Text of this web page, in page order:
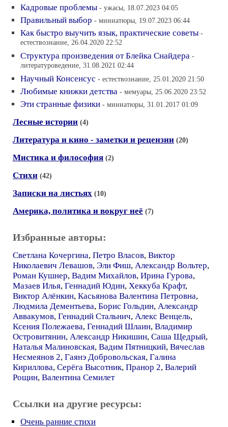
Кадровые проблемы - ужасы, 18.07.2023 04:05
Правильный выбор - миниатюры, 19.07.2023 06:44
Как быстро выучить язык, практические советы -
естествознание, 26.04.2020 22:52
Структура произведения от Блейка Снайдера -
литературоведение, 31.08.2021 02:44
Научный Консенсус - естествознание, 25.01.2020 21:50
Любимые книжки детства - мемуары, 25.06.2020 23:52
Эти странные физики - миниатюры, 31.01.2017 01:09
Лесные истории (4)
Литература и кино - заметки и рецензии (20)
Мистика и философия (2)
Стихи (42)
Записки на листьях (10)
Америка, политика и вокруг неё (7)
Избранные авторы:
Светлана Кочергина, Петро Власов, Виктор
Николаевич Левашов, Эли Фиш, Александр Вольтер,
Роман Кушнер, Вадим Михайлов, Ирина Гурова,
Мазаев Илья, Геннадий Юдин, Хеккуба Крафт,
Виктор Алёнкин, Касьянова Валентина Петровна,
Людмила Дементьева, Борис Гольдин, Александр
Аввакумов, Геннадий Стальнич, Алекс Венцель,
Ксения Полежаева, Геннадий Шлаин, Владимир
Островитянин, Александр Никишин, Саша Щедрый,
Наталья Малиновская, Вадим Пятницкий, Вячеслав
Несмеянов 2, Гаянэ Добровольская, Галина
Кириллова, Серёга Высотник, Пранор 2, Валерий
Рощин, Валентина Семилет
Ссылки на другие ресурсы:
Очень ранние стихи